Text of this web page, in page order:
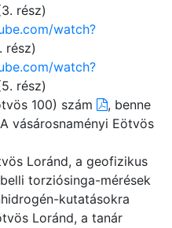
rész)
watch?
rész)
watch?
rész)
100) szám
, benne
vásárosnaményi Eötvös
Loránd, a geofizikus
torziósinga-mérések
kutatásokra
Loránd, a tanár